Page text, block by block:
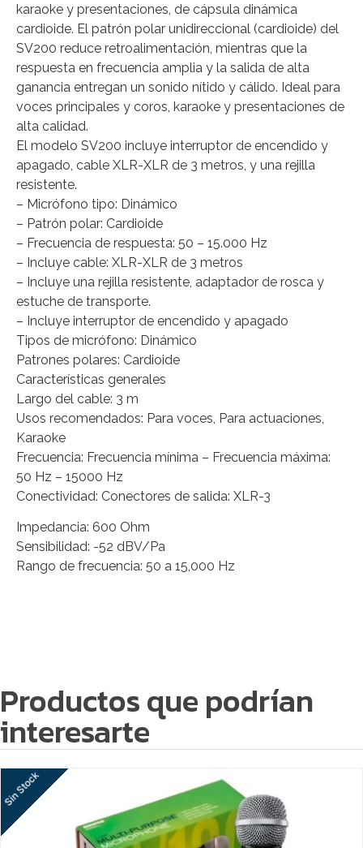
karaoke y presentaciones, de cápsula dinámica
cardioide. El patrón polar unidireccional (cardioide) del
SV200 reduce retroalimentación, mientras que la
respuesta en frecuencia amplia y la salida de alta
ganancia entregan un sonido nítido y cálido. Ideal para
voces principales y coros, karaoke y presentaciones de
alta calidad.
El modelo SV200 incluye interruptor de encendido y
apagado, cable XLR-XLR de 3 metros, y una rejilla
resistente.
– Micrófono tipo: Dinámico
– Patrón polar: Cardioide
– Frecuencia de respuesta: 50 – 15.000 Hz
– Incluye cable: XLR-XLR de 3 metros
– Incluye una rejilla resistente, adaptador de rosca y
estuche de transporte.
– Incluye interruptor de encendido y apagado
Tipos de micrófono: Dinámico
Patrones polares: Cardioide
Características generales
Largo del cable: 3 m
Usos recomendados: Para voces, Para actuaciones,
Karaoke
Frecuencia: Frecuencia mínima – Frecuencia máxima:
50 Hz – 15000 Hz
Conectividad: Conectores de salida: XLR-3
Impedancia: 600 Ohm
Sensibilidad: -52 dBV/Pa
Rango de frecuencia: 50 a 15,000 Hz
Productos que podrían
interesarte
Sin Stock